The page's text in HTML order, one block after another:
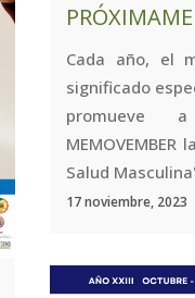
Cada año, el
significado
promueve
Salud
17 noviembre, 2023